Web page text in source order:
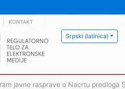
Srpski (latinica)
KONTAKT
javne rasprave o Nacrtu predloga